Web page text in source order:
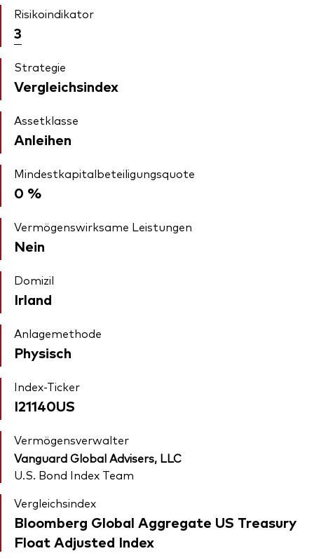
Risikoindikator
3
Strategie
Vergleichsindex
Assetklasse
Anleihen
Mindestkapitalbeteiligungsquote
0 %
Vermögenswirksame Leistungen
Nein
Domizil
Irland
Anlagemethode
Physisch
Index-Ticker
I21140US
Vermögensverwalter
Vanguard Global Advisers, LLC
U.S. Bond Index Team
Vergleichsindex
Bloomberg Global Aggregate US Treasury
Float Adjusted Index